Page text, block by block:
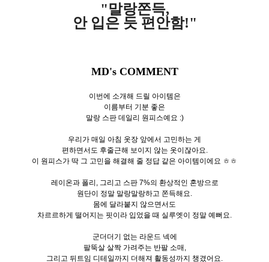
"말랑쫀득,
안 입은 듯 편안함!"
MD's COMMENT
이번에 소개해 드릴 아이템은
이름부터 기분 좋은
말랑 스판 데일리 원피스예요 :)
우리가 매일 아침 옷장 앞에서 고민하는 게
편하면서도 후줄근해 보이지 않는 옷이잖아요.
이 원피스가 딱 그 고민을 해결해 줄 정답 같은 아이템이에요 ㅎㅎ
레이온과 폴리, 그리고 스판 7%의 환상적인 혼방으로
원단이 정말 말랑말랑하고 쫀득해요.
몸에 달라붙지 않으면서도
차르르하게 떨어지는 핏이라 입었을 때 실루엣이 정말 예뻐요.
군더더기 없는 라운드 넥에
팔뚝살 살짝 가려주는 반팔 소매,
그리고 뒤트임 디테일까지 더해져 활동성까지 챙겼어요.